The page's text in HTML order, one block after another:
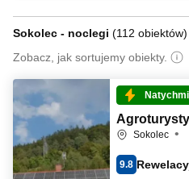
Sokolec - noclegi (112 obiektów)
Zobacz, jak sortujemy obiekty.
Sokolec
9.8